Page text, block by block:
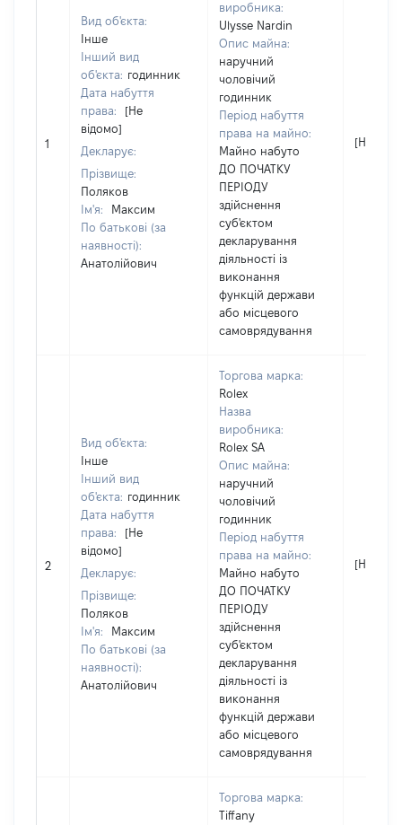
1
Вид об'єкта:
Інше
Інший вид
об'єкта: годинник
Дата набуття
права:
[Не
відомо]
Декларує:
Прізвище:
Поляков
Ім'я:
Максим
По батькові (за
наявності):
Анатолійович
виробника:
Ulysse Nardin
Опис майна:
наручний
чоловічий
годинник
Період набуття
права на майно:
Майно набуто
ДО ПОЧАТКУ
ПЕРІОДУ
здійснення
суб'єктом
декларування
діяльності із
виконання
функцій держави
або місцевого
самоврядування
[Не
2
Вид об'єкта:
Інше
Інший вид
об'єкта: годинник
Дата набуття
права:
[Не
відомо]
Декларує:
Прізвище:
Поляков
Ім'я:
Максим
По батькові (за
наявності):
Анатолійович
Торгова марка:
Rolex
Назва
виробника:
Rolex SA
Опис майна:
наручний
чоловічий
годинник
Період набуття
права на майно:
Майно набуто
ДО ПОЧАТКУ
ПЕРІОДУ
здійснення
суб'єктом
декларування
діяльності із
виконання
функцій держави
або місцевого
самоврядування
[Не
Торгова марка:
Tiffany